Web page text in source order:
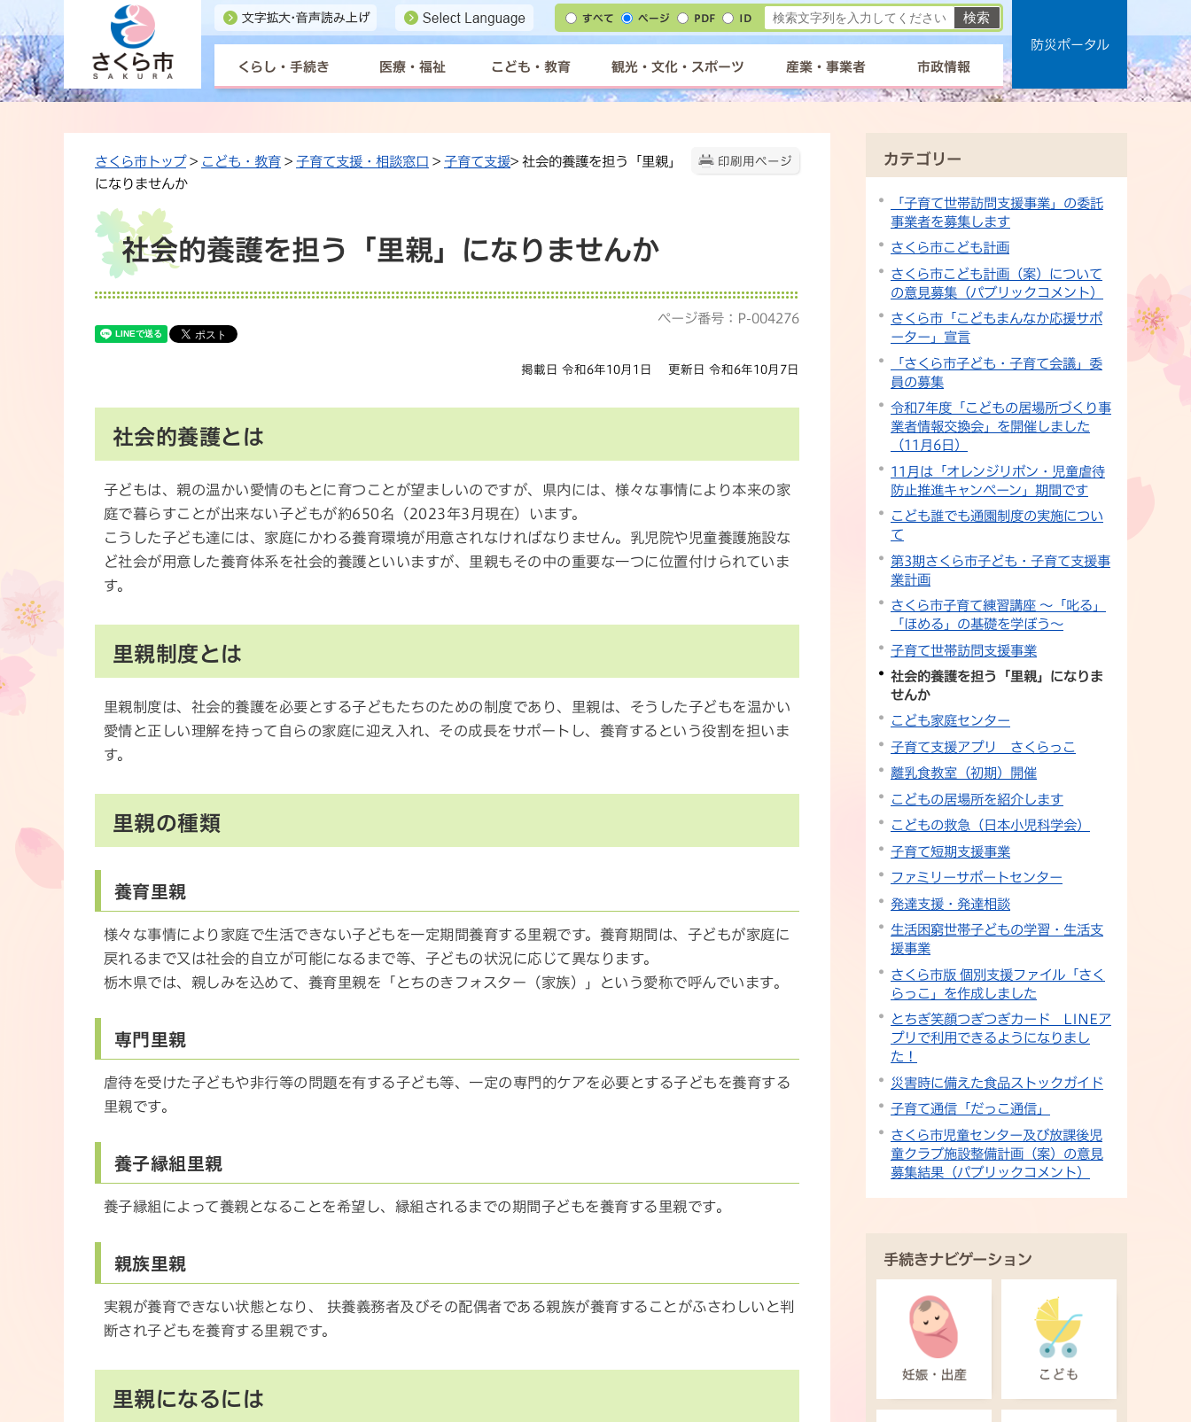
すべて ページ PDF ID
くらし・手続き 医療・福祉 こども・教育 観光・文化・スポーツ 産業・事業者 市政情報
防災ポータル
印刷用ページ
さくら市トップ> こども・教育 > 子育て支援・相談窓口 > 子育て支援> 社会的養護を担う「里親」
になりませんか
社会的養護を担う「里親」になりませんか
ページ番号：P-004276
掲載日 令和6年10月1日 更新日 令和6年10月7日
社会的養護とは
子どもは、親の温かい愛情のもとに育つことが望ましいのですが、県内には、様々な事情により本来の家
庭で暮らすことが出来ない子どもが約650名（2023年3月現在）います。
こうした子ども達には、家庭にかわる養育環境が用意されなければなりません。乳児院や児童養護施設な
ど社会が用意した養育体系を社会的養護といいますが、里親もその中の重要な一つに位置付けられていま
す。
里親制度とは
里親制度は、社会的養護を必要とする子どもたちのための制度であり、里親は、そうした子どもを温かい
愛情と正しい理解を持って自らの家庭に迎え入れ、その成長をサポートし、養育するという役割を担いま
す。
里親の種類
養育里親
様々な事情により家庭で生活できない子どもを一定期間養育する里親です。養育期間は、子どもが家庭に
戻れるまで又は社会的自立が可能になるまで等、子どもの状況に応じて異なります。
栃木県では、親しみを込めて、養育里親を「とちのきフォスター（家族）」という愛称で呼んでいます。
専門里親
虐待を受けた子どもや非行等の問題を有する子ども等、一定の専門的ケアを必要とする子どもを養育する
里親です。
養子縁組里親
養子縁組によって養親となることを希望し、縁組されるまでの期間子どもを養育する里親です。
親族里親
実親が養育できない状態となり、 扶養義務者及びその配偶者である親族が養育することがふさわしいと判
断され子どもを養育する里親です。
里親になるには
カテゴリー
「子育て世帯訪問支援事業」の委託
事業者を募集します
さくら市こども計画
さくら市こども計画（案）について
の意見募集（パブリックコメント）
さくら市「こどもまんなか応援サポ
ーター」宣言
「さくら市子ども・子育て会議」委
員の募集
令和7年度「こどもの居場所づくり事
業者情報交換会」を開催しました
（11月6日）
11月は「オレンジリボン・児童虐待
防止推進キャンペーン」期間です
こども誰でも通園制度の実施につい
て
第3期さくら市子ども・子育て支援事
業計画
さくら市子育て練習講座 ～「叱る」
「ほめる」の基礎を学ぼう～
子育て世帯訪問支援事業
社会的養護を担う「里親」になりま
せんか
こども家庭センター
子育て支援アプリ さくらっこ
離乳食教室（初期）開催
こどもの居場所を紹介します
こどもの救急（日本小児科学会）
子育て短期支援事業
ファミリーサポートセンター
発達支援・発達相談
生活困窮世帯子どもの学習・生活支
援事業
さくら市版 個別支援ファイル「さく
らっこ」を作成しました
とちぎ笑顔つぎつぎカード LINEア
プリで利用できるようになりまし
た！
災害時に備えた食品ストックガイド
子育て通信「だっこ通信」
さくら市児童センター及び放課後児
童クラブ施設整備計画（案）の意見
募集結果（パブリックコメント）
手続きナビゲーション